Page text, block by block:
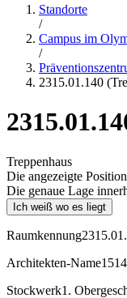
Standorte
/
Campus im
/
2315.01.140
Treppenhaus
Die angezeigte
Die genaue Lage
Ich weiß wo es liegt
Raumkennung
Architekten-Name
Stockwerk1.